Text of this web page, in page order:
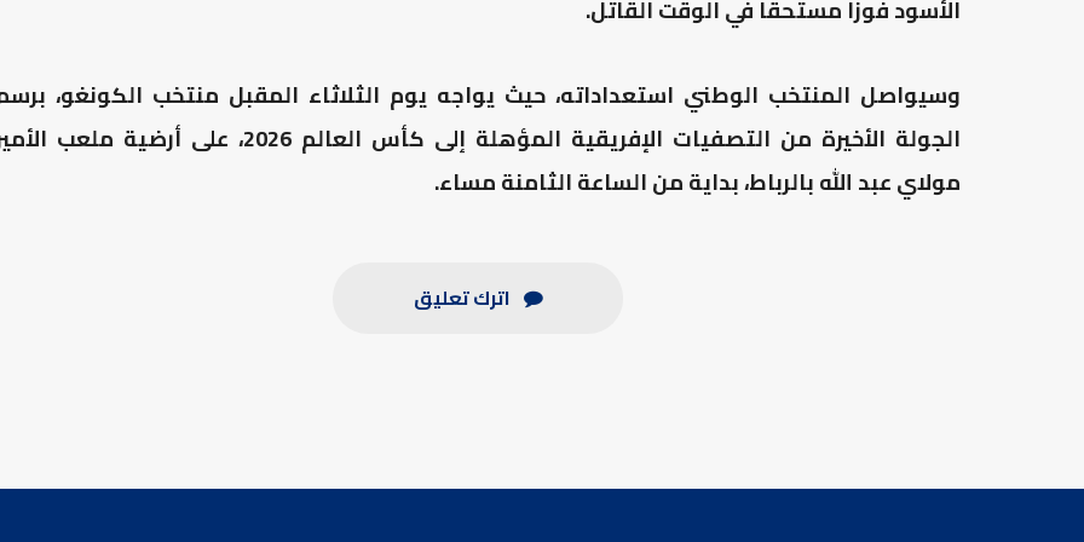
الأسود فوزا مستحقا في الوقت القاتل.
وسيواصل المنتخب الوطني استعداداته، حيث يواجه يوم الثلاثاء المقبل منتخب الكونغو،
الجولة الأخيرة من التصفيات الإفريقية المؤهلة إلى كأس العالم 2026، على أرضية ملعب
مولاي عبد الله بالرباط، بداية من الساعة الثامنة مساء.
اترك تعليق